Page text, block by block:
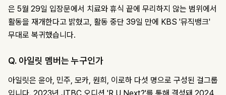
은 5월 29일 입장문에서 치료와 휴식 끝에 무리하지 않는 범위에서
활동을 재개한다고 밝혔고, 활동 중단 39일 만에 KBS '뮤직뱅크'
무대로 복귀했습니다.
Q. 아일릿 멤버는 누구인가
아일릿은 윤아, 민주, 모카, 원희, 이로하 다섯 명으로 구성된 걸그룹